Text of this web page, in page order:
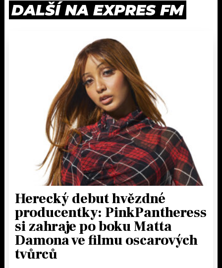
DALŠÍ NA EXPRES FM
Herecký debut hvězdné
producentky: PinkPantheress
si zahraje po boku Matta
Damona ve filmu oscarových
tvůrců